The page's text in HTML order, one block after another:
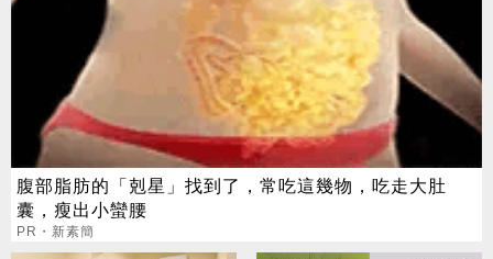
腹部脂肪的「剋星」找到了，常吃這幾物，吃走大肚
囊，瘦出小蠻腰
PR・新素簡